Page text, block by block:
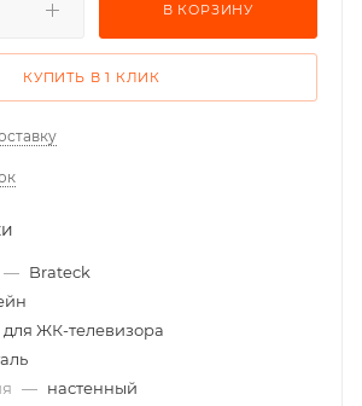
В КОРЗИНУ
КУПИТЬ В 1 КЛИК
— Brateck
для ЖК-телевизора
— настенный